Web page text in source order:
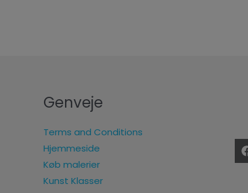
Genveje
Terms and Conditions
Hjemmeside
Køb malerier
Kunst Klasser